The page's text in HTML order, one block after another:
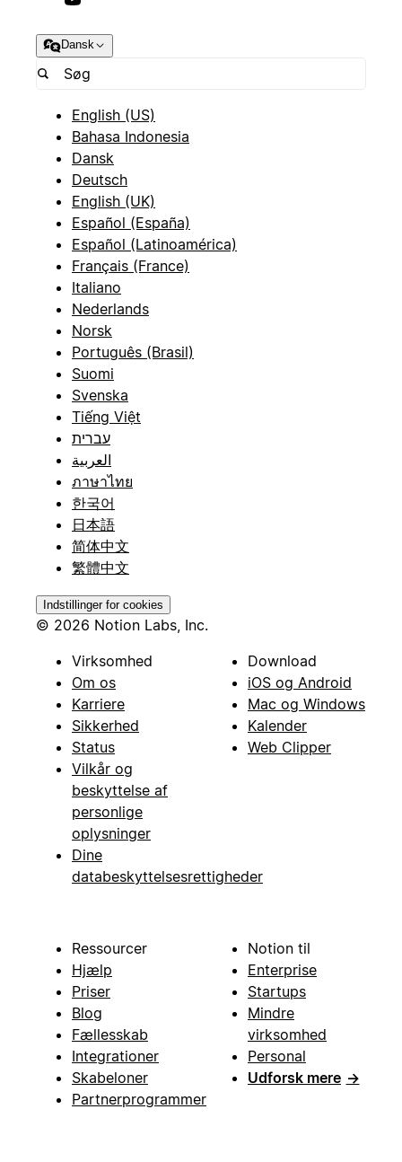
Dansk
English (US)
Bahasa Indonesia
Dansk
Deutsch
English (UK)
Español (España)
Español (Latinoamérica)
Français (France)
Italiano
Nederlands
Norsk
Português (Brasil)
Suomi
Svenska
Tiếng Việt
עברית
العربية
ภาษาไทย
한국어
日本語
简体中文
繁體中文
Indstillinger for cookies
© 2026 Notion Labs, Inc.
Virksomhed
Om os
Karriere
Sikkerhed
Status
Vilkår og
beskyttelse af
personlige
oplysninger
Dine
databeskyttelsesrettigheder
Download
iOS og Android
Mac og Windows
Kalender
Web Clipper
Ressourcer
Hjælp
Priser
Blog
Fællesskab
Integrationer
Skabeloner
Partnerprogrammer
Notion til
Enterprise
Startups
Mindre
virksomhed
Personal
Udforsk mere →